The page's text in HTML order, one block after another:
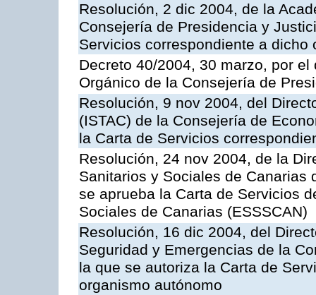
Resolución, 2 dic 2004, de la
Consejería de Presidencia y
Servicios correspondiente a dicho
Decreto 40/2004, 30 marzo, por
Orgánico de la Consejería de
Resolución, 9 nov 2004, del
(ISTAC) de la Consejería de
la Carta de Servicios
Resolución, 24 nov 2004, de la
Sanitarios y Sociales de Canarias
se aprueba la Carta de Servicios
Sociales de Canarias (ESSSCAN)
Resolución, 16 dic 2004, del
Seguridad y Emergencias de la
la que se autoriza la Carta de
organismo autónomo